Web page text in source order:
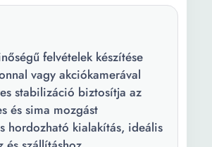
felvételek készítése
vagy akciókamerával
stabilizáció biztosítja az
és sima mozgást
hordozható kialakítás, ideális